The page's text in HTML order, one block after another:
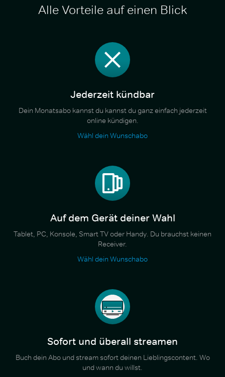
Alle Vorteile auf einen Blick
Jederzeit kündbar
Dein Monatsabo kannst du kannst du ganz einfach jederzeit
online kündigen.
Wähl dein Wunschabo
Auf dem Gerät deiner Wahl
Tablet, PC, Konsole, Smart TV oder Handy. Du brauchst keinen
Receiver.
Wähl dein Wunschabo
Sofort und überall streamen
Buch dein Abo und stream sofort deinen Lieblingscontent. Wo
und wann du willst.